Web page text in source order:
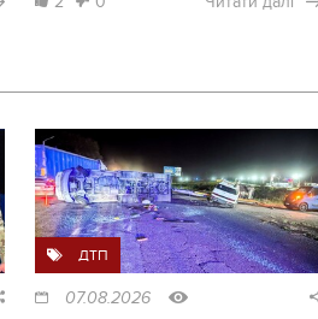
ДТП
07.08.2026